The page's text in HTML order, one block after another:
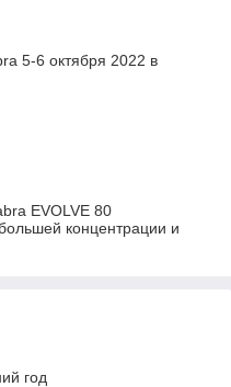
5-6 октября 2022 в
EVOLVE 80
концентрации и
год